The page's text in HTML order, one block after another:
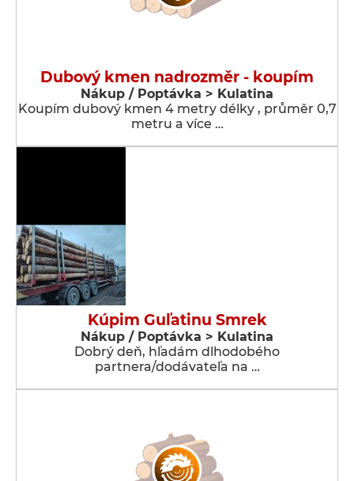
Dubový kmen nadrozměr - koupím
Nákup / Poptávka > Kulatina
Koupím dubový kmen 4 metry délky , průměr 0,7
metru a více …
Kúpim Guľatinu Smrek
Nákup / Poptávka > Kulatina
Dobrý deň, hľadám dlhodobého
partnera/dodávateľa na …